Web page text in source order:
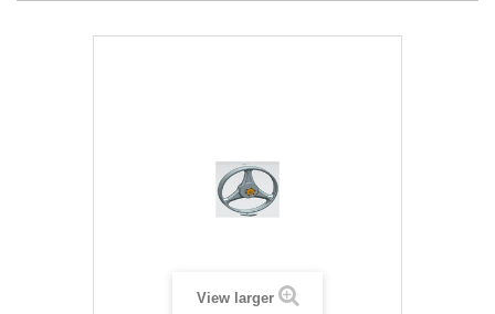
View larger